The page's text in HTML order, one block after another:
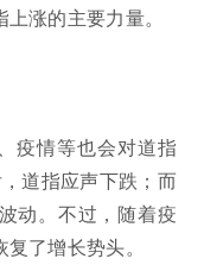
涨的主要力量。
疫情等也会对道指
道指应声下跌；而
动。不过，随着疫
了增长势头。